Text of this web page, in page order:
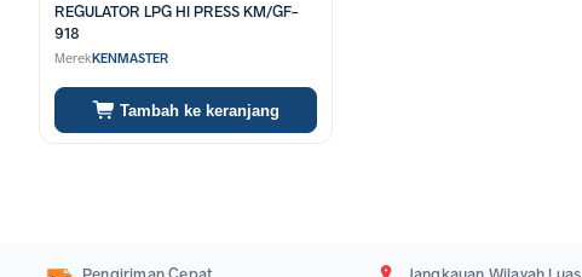
REGULATOR LPG HI PRESS KM/GF-
918
MerekKENMASTER
Tambah ke keranjang